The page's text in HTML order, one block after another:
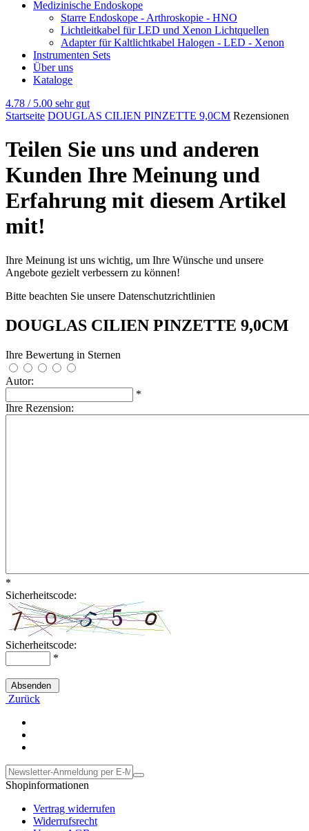
Medizinische Endoskope
Starre Endoskope - Arthroskopie - HNO
Lichtleitkabel für LED und Xenon Lichtquellen
Adapter für Kaltlichtkabel Halogen - LED - Xenon
Instrumenten Sets
Über uns
Kataloge
4.78 / 5.00 sehr gut
Startseite DOUGLAS CILIEN PINZETTE 9,0CM Rezensionen
Teilen Sie uns und anderen
Kunden Ihre Meinung und
Erfahrung mit diesem Artikel
mit!
Ihre Meinung ist uns wichtig, um Ihre Wünsche und unsere
Angebote gezielt verbessern zu können!
Bitte beachten Sie unsere Datenschutzrichtlinien
DOUGLAS CILIEN PINZETTE 9,0CM
Ihre Bewertung in Sternen
Autor:
*
Ihre Rezension:
*
Sicherheitscode:
Sicherheitscode:
*
Absenden
Zurück
Shopinformationen
Vertrag widerrufen
Widerrufsrecht